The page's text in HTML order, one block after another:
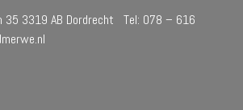
35 3319 AB Dordrecht Tel: 078 – 616